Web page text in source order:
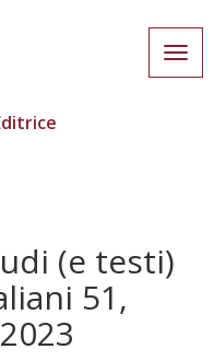
(e testi)
51,